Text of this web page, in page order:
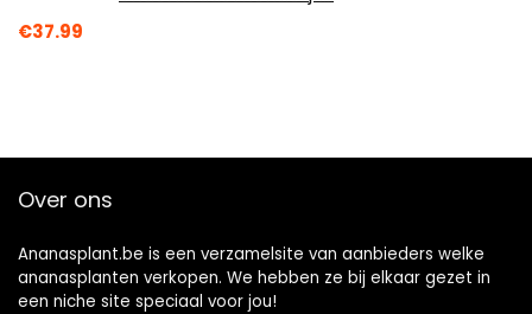
€37.99
Over ons
Ananasplant.be is een verzamelsite van aanbieders welke
ananasplanten verkopen. We hebben ze bij elkaar gezet in
een niche site speciaal voor jou!